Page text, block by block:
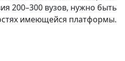
200–300 вузов, нужно быть
имеющейся платформы.